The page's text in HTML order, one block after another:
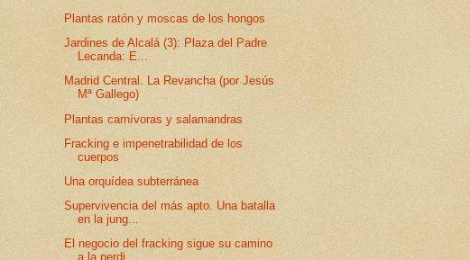
Plantas ratón y moscas de los hongos
Jardines de Alcalá (3): Plaza del Padre
Lecanda: E...
Madrid Central. La Revancha (por Jesús
Mª Gallego)
Plantas carnívoras y salamandras
Fracking e impenetrabilidad de los
cuerpos
Una orquídea subterránea
Supervivencia del más apto. Una batalla
en la jung...
El negocio del fracking sigue su camino
a la perdi...